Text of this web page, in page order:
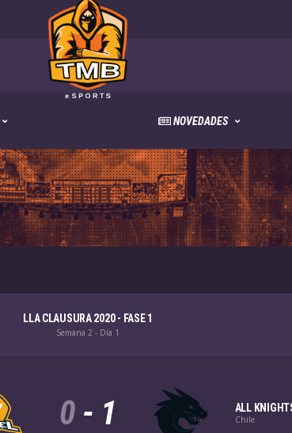
NOVEDADES
LLA CLAUSURA 2020 - FASE 1
Semana 2 - Día 1
ALL
Chile
0 - 1